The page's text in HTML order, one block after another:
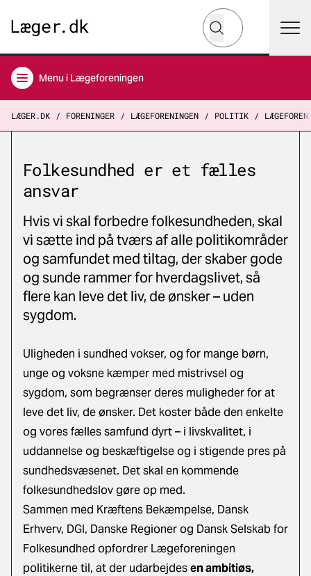
Hvad leder du efter?
Søg
Menu i Lægeforeningen
LÆGER.DK FORENINGER LÆGEFORENINGEN POLITIK
Folkesundhed er et fælles
ansvar
Hvis vi skal forbedre folkesundheden, skal
vi sætte ind på tværs af alle politikområder
og samfundet med tiltag, der skaber gode
og sunde rammer for hverdagslivet, så
flere kan leve det liv, de ønsker – uden
sygdom.
Uligheden i sundhed vokser, og for mange børn,
unge og voksne kæmper med mistrivsel og
sygdom, som begrænser deres muligheder for at
leve det liv, de ønsker. Det koster både den enkelte
og vores fælles samfund dyrt – i livskvalitet, i
uddannelse og beskæftigelse og i stigende pres på
sundhedsvæsenet. Det skal en kommende
folkesundhedslov gøre op med.
Sammen med Kræftens Bekæmpelse, Dansk
Erhverv, DGI, Danske Regioner og Dansk Selskab for
Folkesundhed opfordrer Lægeforeningen
politikerne til, at der udarbejdesen ambitiøs,